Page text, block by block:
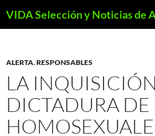
VIDA Selección y Noticias de
ALERTA,RESPONSABLES
LA
DICTADURA DE